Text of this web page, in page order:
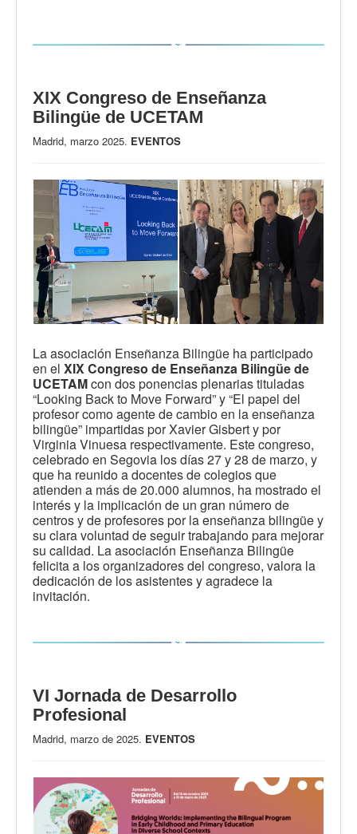
XIX Congreso de Enseñanza
Bilingüe de UCETAM
Madrid, marzo 2025. EVENTOS
La asociación Enseñanza Bilingüe ha participado
en el XIX Congreso de Enseñanza Bilingüe de
UCETAMcon dos ponencias plenarias tituladas
“Looking Back to Move Forward” y “El papel del
profesor como agente de cambio en la enseñanza
bilingüe” impartidas por Xavier Gisbert y por
Virginia Vinuesa respectivamente. Este congreso,
celebrado en Segovia los días 27 y 28 de marzo, y
que ha reunido a docentes de colegios que
atienden a más de 20.000 alumnos, ha mostrado el
interés y la implicación de un gran número de
centros y de profesores por la enseñanza bilingüe y
su clara voluntad de seguir trabajando para mejorar
su calidad. La asociación Enseñanza Bilingüe
felicita a los organizadores del congreso, valora la
dedicación de los asistentes y agradece la
invitación.
VI Jornada de Desarrollo
Profesional
Madrid, marzo de 2025. EVENTOS